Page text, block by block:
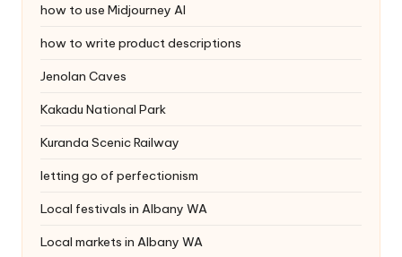
how to use Midjourney AI
how to write product descriptions
Jenolan Caves
Kakadu National Park
Kuranda Scenic Railway
letting go of perfectionism
Local festivals in Albany WA
Local markets in Albany WA